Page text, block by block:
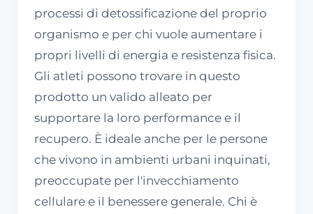
processi di detossificazione del proprio
organismo e per chi vuole aumentare i
propri livelli di energia e resistenza fisica.
Gli atleti possono trovare in questo
prodotto un valido alleato per
supportare la loro performance e il
recupero. È ideale anche per le persone
che vivono in ambienti urbani inquinati,
preoccupate per l'invecchiamento
cellulare e il benessere generale. Chi è